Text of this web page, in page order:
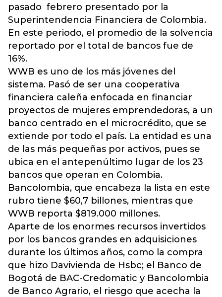
pasado febrero presentado por la
Superintendencia Financiera de Colombia.
En este periodo, el promedio de la solvencia
reportado por el total de bancos fue de
16%.
WWB es uno de los más jóvenes del
sistema. Pasó de ser una cooperativa
financiera caleña enfocada en financiar
proyectos de mujeres emprendedoras, a un
banco centrado en el microcrédito, que se
extiende por todo el país. La entidad es una
de las más pequeñas por activos, pues se
ubica en el antepenúltimo lugar de los 23
bancos que operan en Colombia.
Bancolombia, que encabeza la lista en este
rubro tiene $60,7 billones, mientras que
WWB reporta $819.000 millones.
Aparte de los enormes recursos invertidos
por los bancos grandes en adquisiciones
durante los últimos años, como la compra
que hizo Davivienda de Hsbc; el Banco de
Bogotá de BAC-Credomatic y Bancolombia
de Banco Agrario, el riesgo que acecha la